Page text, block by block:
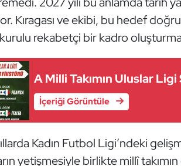
Kıragası ve ekibi, bu hedef
rekabetçi bir kadro
A Milli Takımın Uluslar
İçeriği Görüntüle
Kadın Futbol Ligi’ndeki
yetişmesiyle birlikte millî